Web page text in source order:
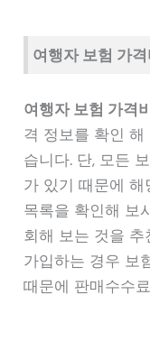
여행자 보험 가
여행자 보험 가격
격 정보를 확인
습니다. 단, 모든
가 있기 때문에
목록을 확인해 보
회해 보는 것을 추
가입하는 경우 보
때문에 판매수수